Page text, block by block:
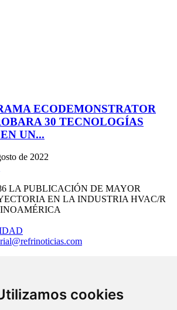
cookies
ECODEMONSTRATOR
30 TECNOLOGÍAS
UN...
de 2022
LA PUBLICACIÓN DE MAYOR
EN LA INDUSTRIA HVAC/R